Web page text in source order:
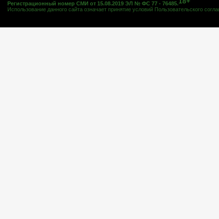
Регистрационный номер СМИ от 15.08.2019 ЭЛ № ФС 77 - 76485.
Использование данного сайта означает принятие условий Пользовательского